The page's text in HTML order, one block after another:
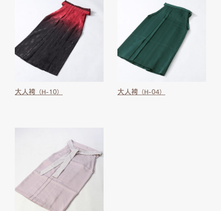
大人袴 （H-10） 大人袴 （H-04）